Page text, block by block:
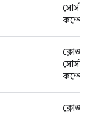
সোর্স
ক্লোজড
সোর্স
ক্লোজড